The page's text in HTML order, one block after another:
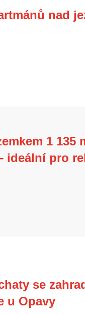
nad
1 135
ideální pro
se
u Opavy